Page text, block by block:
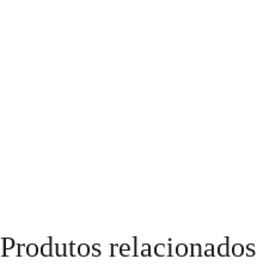
Produtos relacionados